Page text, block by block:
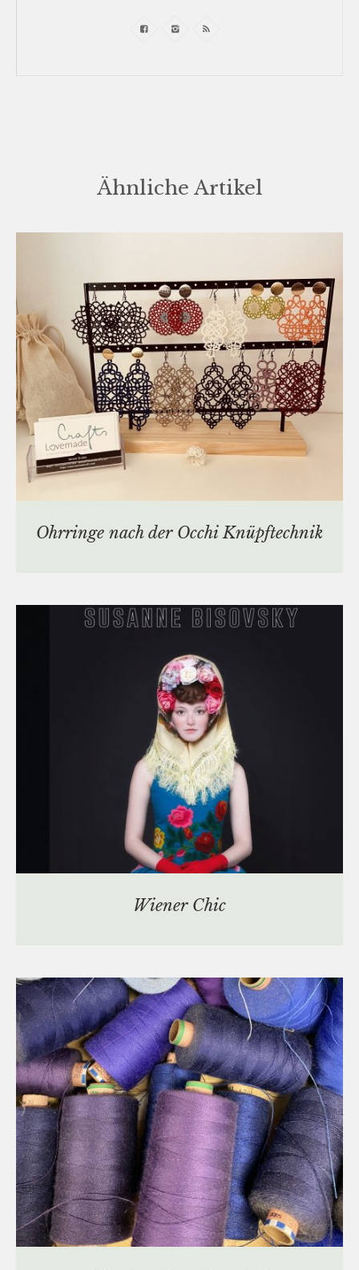
Ähnliche Artikel
Ohrringe nach der Occhi Knüpftechnik
Wiener Chic